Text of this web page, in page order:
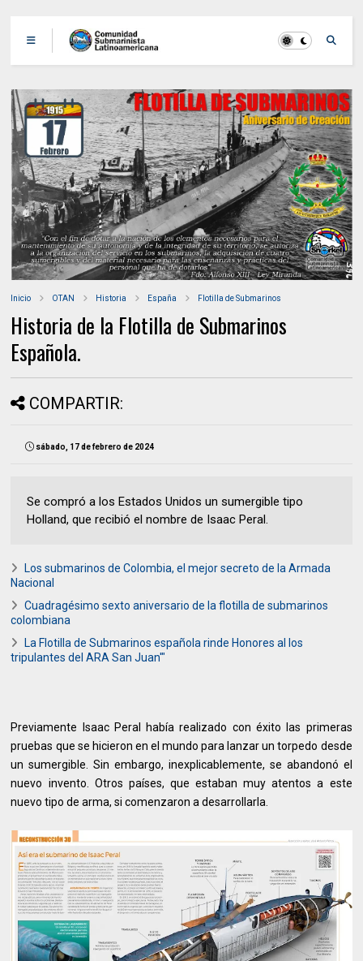
Inicio OTAN Historia España Flotilla de Submarinos
Historia de la Flotilla de Submarinos
Española.
COMPARTIR:
sábado, 17 de febrero de 2024
Se compró a los Estados Unidos un sumergible tipo
Holland, que recibió el nombre de Isaac Peral.
Los submarinos de Colombia, el mejor secreto de la Armada
Nacional
Cuadragésimo sexto aniversario de la flotilla de submarinos
colombiana
La Flotilla de Submarinos española rinde Honores al los
tripulantes del ARA San Juan'"
Previamente Isaac Peral había realizado con éxito las primeras
pruebas que se hicieron en el mundo para lanzar un torpedo desde
un sumergible. Sin embargo, inexplicablemente, se abandonó el
nuevo invento. Otros países, que estaban muy atentos a este
nuevo tipo de arma, si comenzaron a desarrollarla.